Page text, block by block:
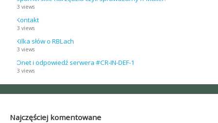
3 views
Kontakt
3 views
Kilka słów o RBLach
3 views
Onet i odpowiedź serwera #CR-IN-DEF-1
3 views
Najczęściej komentowane